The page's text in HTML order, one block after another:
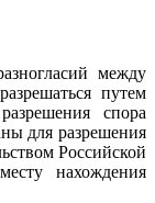
между
путем
спора
для разрешения
Российской
нахождения